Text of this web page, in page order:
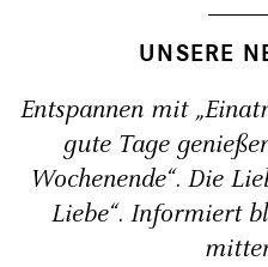
UNSERE
Entspannen mit
gute Tage
Wochenende“. Die
Liebe“. Informiert